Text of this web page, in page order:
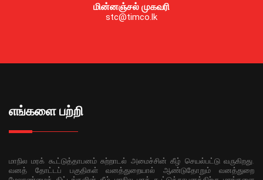
மின்னஞ்சல் முகவரி
stc@timco.lk
எங்களை பற்றி
மாநில மரக் கூட்டுத்தாபனம் சுற்றாடல் அமைச்சின் கீழ் செயல்பட்டு வருகிறது.
வனத் தோட்டப் பகுதிகள் வனத்துறையால் ஆண்டுதோறும் வனத்துறை